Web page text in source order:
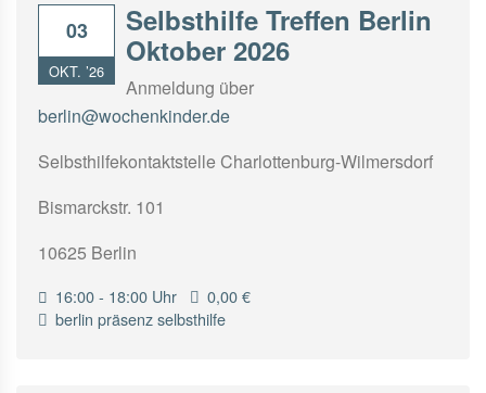
03
OKT. ’26
Selbsthilfe Treffen Berlin
Oktober 2026
Anmeldung über
berlin@wochenkinder.de
Selbsthilfekontaktstelle Charlottenburg-Wilmersdorf
Bismarckstr. 101
10625 Berlin
16:00 - 18:00 Uhr
0,00 €
berlin präsenzselbsthilfe